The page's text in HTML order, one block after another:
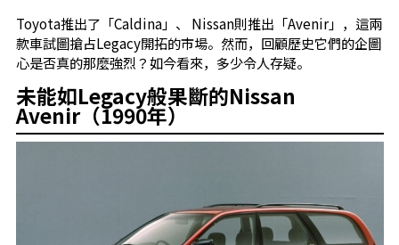
Toyota推出了「Caldina」、 Nissan則推出「Avenir」，這兩
款車試圖搶占Legacy開拓的市場。然而，回顧歷史它們的企圖
心是否真的那麼強烈？如今看來，多少令人存疑。
未能如Legacy般果斷的Nissan
Avenir（1990年）